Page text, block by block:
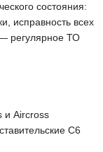
состояния:
исправность всех
регулярное ТО
и Aircross
C6